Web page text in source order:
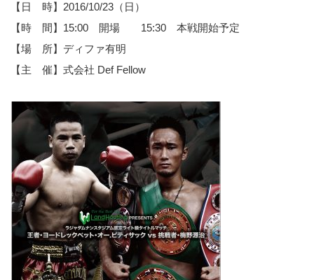
【日 時】2016/10/23（日）
【時 間】15:00 開場 15:30 本戦開始予定
【場 所】ディファ有明
【主 催】式会社 Def Fellow